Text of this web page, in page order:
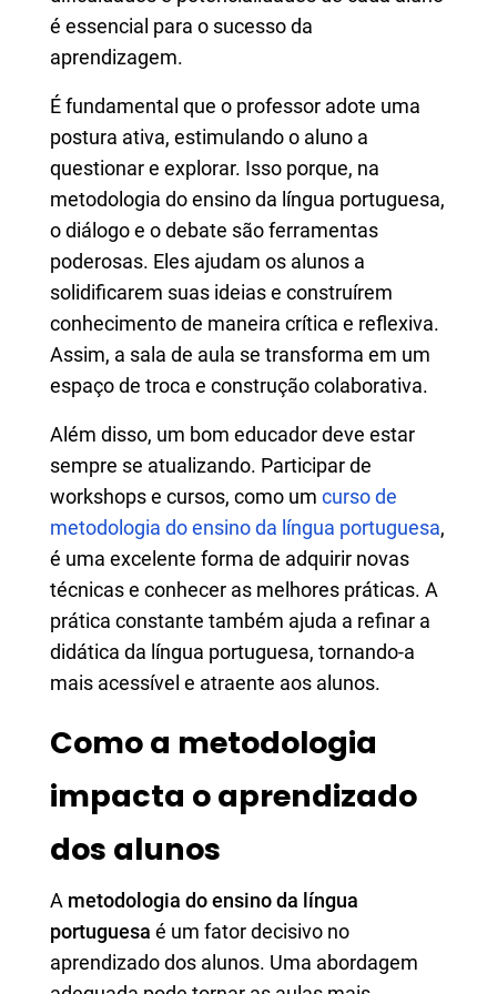
é essencial para o sucesso da
aprendizagem.
É fundamental que o professor adote uma
postura ativa, estimulando o aluno a
questionar e explorar. Isso porque, na
metodologia do ensino da língua portuguesa,
o diálogo e o debate são ferramentas
poderosas. Eles ajudam os alunos a
solidificarem suas ideias e construírem
conhecimento de maneira crítica e reflexiva.
Assim, a sala de aula se transforma em um
espaço de troca e construção colaborativa.
Além disso, um bom educador deve estar
sempre se atualizando. Participar de
workshops e cursos, como um curso de
metodologia do ensino da língua portuguesa,
é uma excelente forma de adquirir novas
técnicas e conhecer as melhores práticas. A
prática constante também ajuda a refinar a
didática da língua portuguesa, tornando-a
mais acessível e atraente aos alunos.
Como a metodologia
impacta o aprendizado
dos alunos
A metodologia do ensino da língua
portuguesa é um fator decisivo no
aprendizado dos alunos. Uma abordagem